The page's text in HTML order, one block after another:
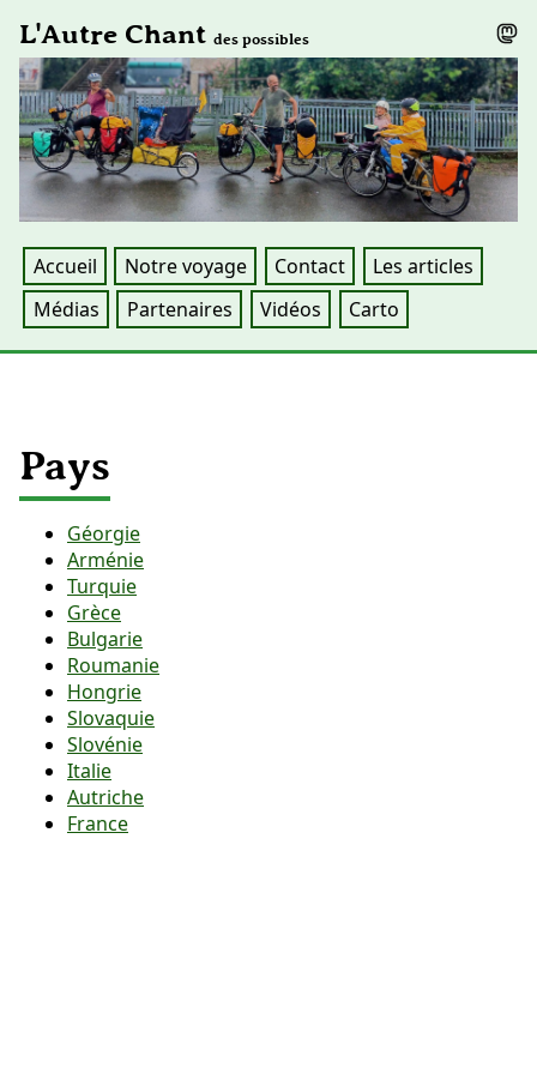
L'Autre Chant des possibles
Accueil Notre voyage Contact
Les articles
Médias
Partenaires Vidéos Carto
Pays
Géorgie
Arménie
Turquie
Grèce
Bulgarie
Roumanie
Hongrie
Slovaquie
Slovénie
Italie
Autriche
France